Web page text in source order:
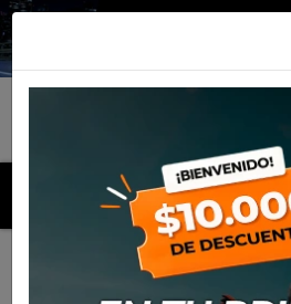
MENU
Productos Equipamiento